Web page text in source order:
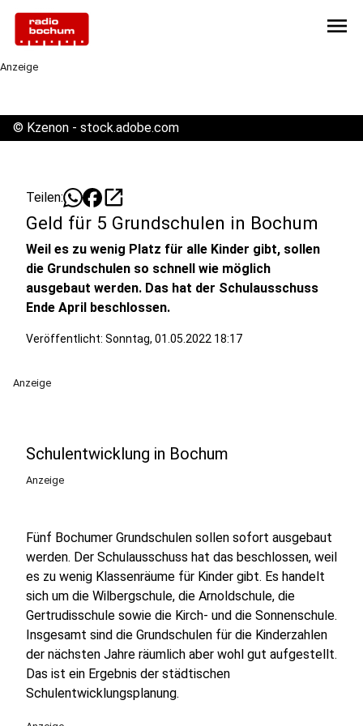
menu
Anzeige
© Kzenon - stock.adobe.com
Teilen: open_in_new
Geld für 5 Grundschulen in Bochum
Weil es zu wenig Platz für alle Kinder gibt, sollen
die Grundschulen so schnell wie möglich
ausgebaut werden. Das hat der Schulausschuss
Ende April beschlossen.
Veröffentlicht: Sonntag, 01.05.2022 18:17
Anzeige
Schulentwicklung in Bochum
Anzeige
Fünf Bochumer Grundschulen sollen sofort ausgebaut
werden. Der Schulausschuss hat das beschlossen, weil
es zu wenig Klassenräume für Kinder gibt. Es handelt
sich um die Wilbergschule, die Arnoldschule, die
Gertrudisschule sowie die Kirch- und die Sonnenschule.
Insgesamt sind die Grundschulen für die Kinderzahlen
der nächsten Jahre räumlich aber wohl gut aufgestellt.
Das ist ein Ergebnis der städtischen
Schulentwicklungsplanung.